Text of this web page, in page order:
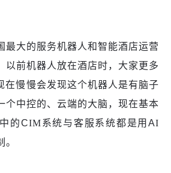
最大的服务机器人和智能酒店运营
前机器人放在酒店时，大家更多
在慢慢会发现这个机器人是有脑子
个中控的、 云端的大脑，现在基本
中的CIM系统与客服系统都是用 AI
。